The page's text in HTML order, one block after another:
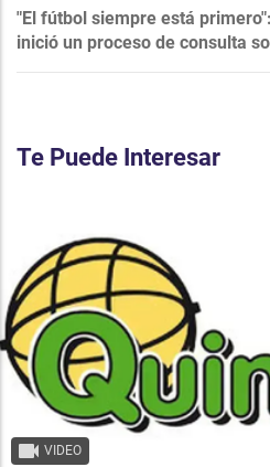
"El fútbol siempre está
inició un proceso de consulta
Te Puede Interesar
VIDEO